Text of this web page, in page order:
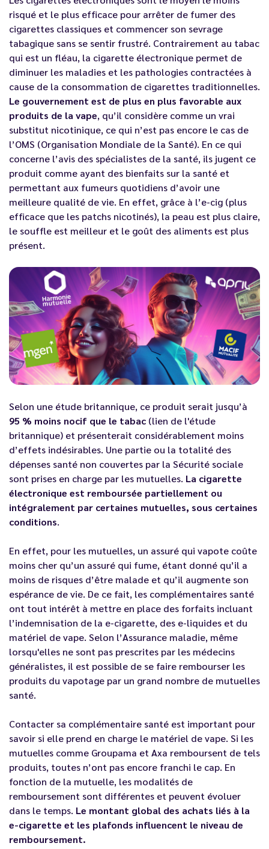
risqué et le plus efficace pour arrêter de fumer des
cigarettes classiques et commencer son sevrage
tabagique sans se sentir frustré. Contrairement au tabac
qui est un fléau, la cigarette électronique permet de
diminuer les maladies et les pathologies contractées à
cause de la consommation de cigarettes traditionnelles.
Le gouvernement est de plus en plus favorable aux
produits de la vape, qu’il considère comme un vrai
substitut nicotinique, ce qui n’est pas encore le cas de
l’OMS (Organisation Mondiale de la Santé). En ce qui
concerne l’avis des spécialistes de la santé, ils jugent ce
produit comme ayant des bienfaits sur la santé et
permettant aux fumeurs quotidiens d’avoir une
meilleure qualité de vie. En effet, grâce à l’e-cig (plus
efficace que les patchs nicotinés), la peau est plus claire,
le souffle est meilleur et le goût des aliments est plus
présent.
Selon une étude britannique, ce produit serait jusqu’à
95 % moins nocif que le tabac (lien de l'étude
britannique) et présenterait considérablement moins
d’effets indésirables. Une partie ou la totalité des
dépenses santé non couvertes par la Sécurité sociale
sont prises en charge par les mutuelles. La cigarette
électronique est remboursée partiellement ou
intégralement par certaines mutuelles, sous certaines
conditions.
En effet, pour les mutuelles, un assuré qui vapote coûte
moins cher qu’un assuré qui fume, étant donné qu’il a
moins de risques d’être malade et qu’il augmente son
espérance de vie. De ce fait, les complémentaires santé
ont tout intérêt à mettre en place des forfaits incluant
l’indemnisation de la e-cigarette, des e-liquides et du
matériel de vape. Selon l’Assurance maladie, même
lorsqu'elles ne sont pas prescrites par les médecins
généralistes, il est possible de se faire rembourser les
produits du vapotage par un grand nombre de mutuelles
santé.
Contacter sa complémentaire santé est important pour
savoir si elle prend en charge le matériel de vape. Si les
mutuelles comme Groupama et Axa remboursent de tels
produits, toutes n’ont pas encore franchi le cap. En
fonction de la mutuelle, les modalités de
remboursement sont différentes et peuvent évoluer
dans le temps. Le montant global des achats liés à la
e-cigarette et les plafonds influencent le niveau de
remboursement.